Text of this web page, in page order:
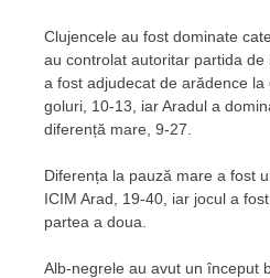
Clujencele au fost dominate
au controlat autoritar partida
a fost adjudecat de arădence
goluri, 10-13, iar Aradul a
diferență mare, 9-27.
Diferența la pauză mare a fost
ICIM Arad, 19-40, iar jocul a
partea a doua.
Alb-negrele au avut un început